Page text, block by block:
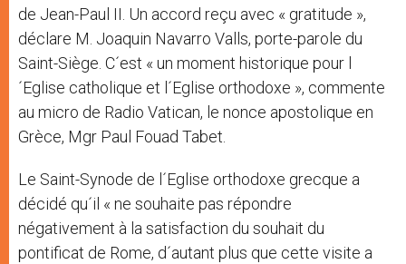
de Jean-Paul II. Un accord reçu avec « gratitude »,
déclare M. Joaquin Navarro Valls, porte-parole du
Saint-Siège. C´est « un moment historique pour l
´Eglise catholique et l´Eglise orthodoxe », commente
au micro de Radio Vatican, le nonce apostolique en
Grèce, Mgr Paul Fouad Tabet.
Le Saint-Synode de l´Eglise orthodoxe grecque a
décidé qu´il « ne souhaite pas répondre
négativement à la satisfaction du souhait du
pontificat de Rome, d´autant plus que cette visite a